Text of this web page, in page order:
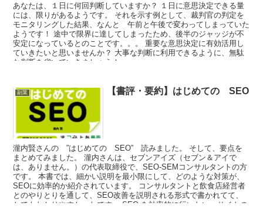
あなたは、１日に何回判断していますか？ １日に意思決定できる量
には、限りがあるようです。 それを示す例として、裁判官の判定を
モニタリングした結果、なんと 午前と午後で変わってしまっていた
ようです！ 途中で限界に達してしまったため、後半のジャッジが不
安定になっているとのことです。。。 重要な意思決定に有効活用し
ていきたいと思いませんか？ 大事な判断に利用できるように、無駄
な判断を省いていきましょう！
副業 【書評・要約】はじめての SEO
瀧内賢さんの ”はじめての SEO” 読みました。 そして、要点を
まとめてみました。 瀧内さんは、セブンアイズ（セブン＆アイで
は、ありません。）の代表取締役で、SEO-SEMコンサルタントの方
です。 本書では、細かい説明を最小限にして、どのような対策が、
SEOに効率的か紹介されています。 コンサルタントと飲食店経営者
とのやりとりを通して、SEO改善を説明される形式で書かれてて、
とてもわかりやすかったです。 SEO を効率的に行いたい、サイトの